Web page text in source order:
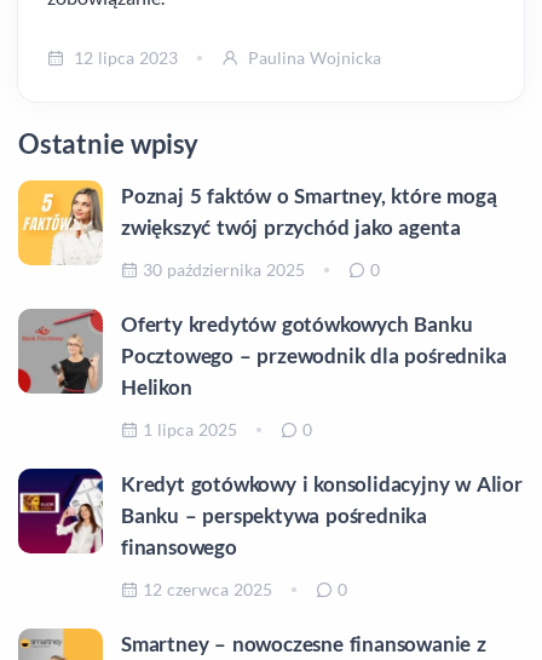
12 lipca 2023 Paulina Wojnicka
Ostatnie wpisy
Poznaj 5 faktów o Smartney, które mogą
zwiększyć twój przychód jako agenta
30 października 2025 0
Oferty kredytów gotówkowych Banku
Pocztowego – przewodnik dla pośrednika
Helikon
1 lipca 2025 0
Kredyt gotówkowy i konsolidacyjny w Alior
Banku – perspektywa pośrednika
finansowego
12 czerwca 2025 0
Smartney – nowoczesne finansowanie z